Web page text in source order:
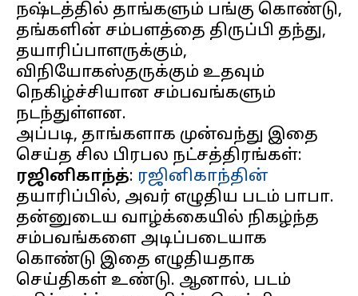
நஷ்டத்தில் தாங்களும் பங்கு கொண்டு,
தங்களின் சம்பளத்தை திருப்பி தந்து,
தயாரிப்பாளருக்கும்,
விநியோகஸ்தருக்கும் உதவும்
நெகிழ்ச்சியான சம்பவங்களும்
நடந்துள்ளன.
அப்படி, தாங்களாக முன்வந்து இதை
ரஜினிகாந்த்: ரஜினிகாந்தின்
தயாரிப்பில், அவர் எழுதிய படம் பாபா.
தன்னுடைய வாழ்க்கையில் நிகழ்ந்த
சம்பவங்களை அடிப்படையாக
கொண்டு இதை எழுதியதாக
செய்திகள் உண்டு. ஆனால், படம்